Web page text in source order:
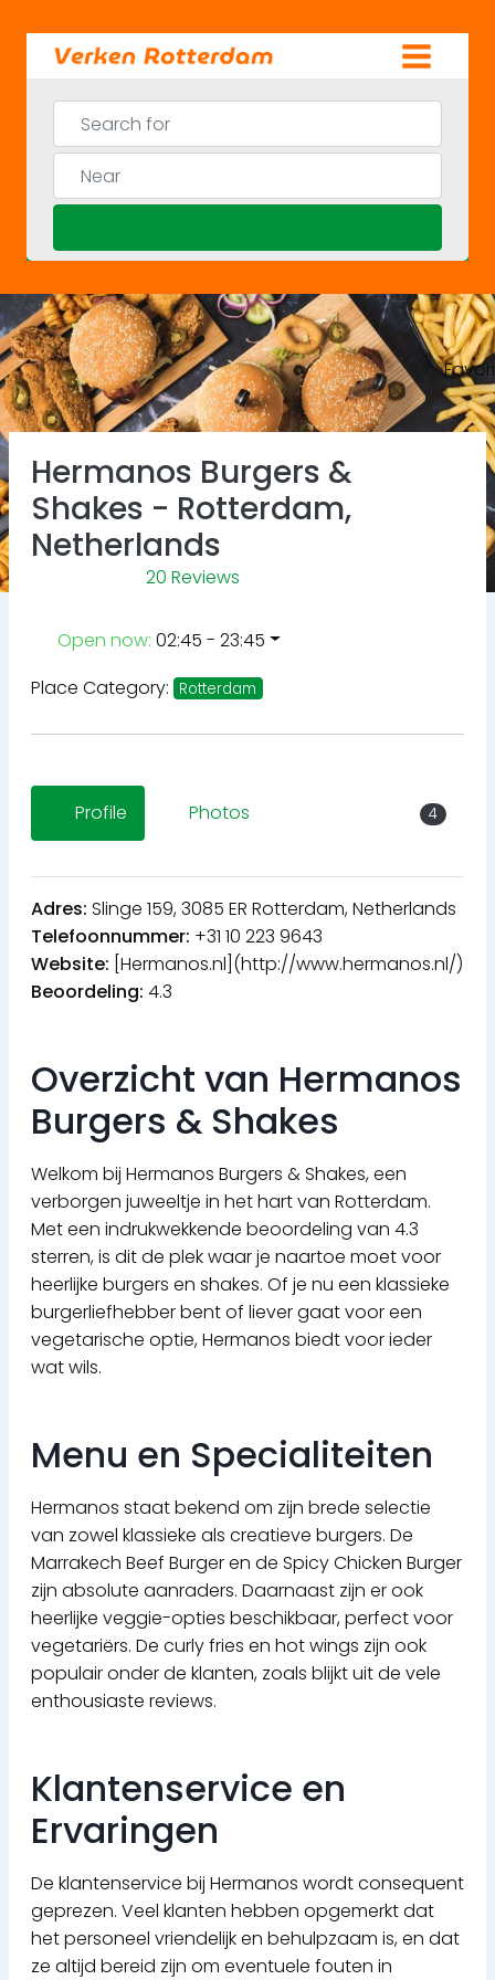
content
Search for
Near
Previous
Hermanos Burgers &
Shakes - Rotterdam,
Netherlands
20 Reviews
Open now: 02:45 - 23:45
Place Category: Rotterdam
Profile Photos 4
Adres: Slinge 159, 3085 ER Rotterdam, Netherlands
Telefoonnummer: +31 10 223 9643
Website: [Hermanos.nl](http://www.hermanos.nl/)
Beoordeling: 4.3
Overzicht van Hermanos
Burgers & Shakes
Welkom bij Hermanos Burgers & Shakes, een
verborgen juweeltje in het hart van Rotterdam.
Met een indrukwekkende beoordeling van 4.3
sterren, is dit de plek waar je naartoe moet voor
heerlijke burgers en shakes. Of je nu een klassieke
burgerliefhebber bent of liever gaat voor een
vegetarische optie, Hermanos biedt voor ieder
wat wils.
Menu en Specialiteiten
Hermanos staat bekend om zijn brede selectie
van zowel klassieke als creatieve burgers. De
Marrakech Beef Burger en de Spicy Chicken Burger
zijn absolute aanraders. Daarnaast zijn er ook
heerlijke veggie-opties beschikbaar, perfect voor
vegetariërs. De curly fries en hot wings zijn ook
populair onder de klanten, zoals blijkt uit de vele
enthousiaste reviews.
Klantenservice en
Ervaringen
De klantenservice bij Hermanos wordt consequent
geprezen. Veel klanten hebben opgemerkt dat
het personeel vriendelijk en behulpzaam is, en dat
ze altijd bereid zijn om eventuele fouten in